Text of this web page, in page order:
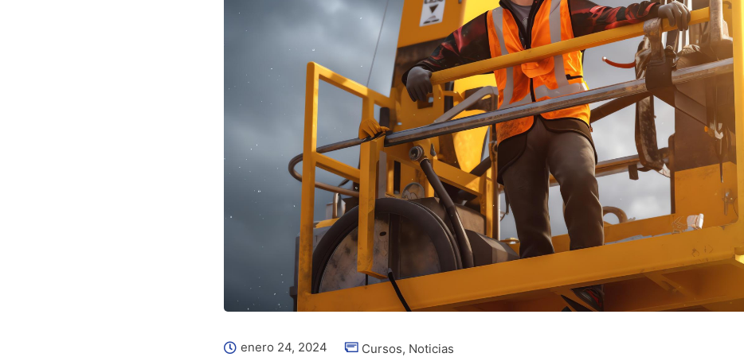
enero 24, 2024 Cursos, Noticias